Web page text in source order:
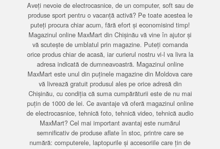
Aveți nevoie de electrocasnice, de un computer, soft sau de
produse sport pentru o vacanță activă? Pe toate acestea le
puteți procura chiar acum, fără efort și economisind timp!
Magazinul online MaxMart din Chișinău vă vine în ajutor și
vă scutește de umblatul prin magazine. Puteți comanda
orice produs chiar de acasă, iar curierul nostru vi-l va livra la
adresa indicată de dumneavoastră. Magazinul online
MaxMart este unul din puținele magazine din Moldova care
vă livrează gratuit produsul ales pe orice adresă din
Chișinău, cu condiția că suma cumpărăturii este de nu mai
puțin de 1000 de lei. Ce avantaje vă oferă magazinul online
de electrocasnice, tehnică foto, tehnică video, tehnică audio
MaxMart? Cel mai important avantaj este numărul
semnificativ de produse aflate în stoc, printre care se
numără: computerele, laptopurile și accesoriile care țin de